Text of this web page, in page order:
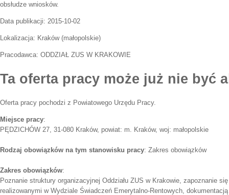
obsłudze wniosków.
Data publikacji: 2015-10-02
Lokalizacja: Kraków(małopolskie)
Pracodawca: ODDZIAŁ ZUS W KRAKOWIE
Ta oferta pracy może już nie być
Oferta pracy pochodzi z Powiatowego Urzędu Pracy.
Miejsce pracy:
PĘDZICHÓW 27, 31-080 Kraków, powiat: m. Kraków, woj: małopolskie
Rodzaj obowiązków na tym stanowisku pracy: Zakres obowiązków
Zakres obowiązków:
Poznanie struktury organizacyjnej Oddziału ZUS w Krakowie, zapoznanie
realizowanymi w Wydziale Świadczeń Emerytalno-Rentowych,